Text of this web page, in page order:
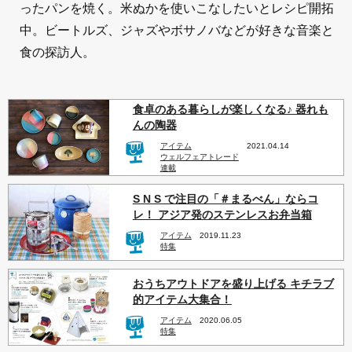
ったパンを焼く。米ぬかを使いこなしたいとレシピ開拓
中。ビートルズ、ジャズやボサノバなどが好きな音楽と
食の探訪人。
食卓のある暮らしが楽しくなる♪ 器れも
んの陶器
アイテム
ウェルフェアトレード
連載
2021.04.14
S N S で注目の「＃まるべん」ならコ
レ！ アジア発のステンレスお弁当箱
アイテム
特集
2019.11.23
おうちアウトドアを盛り上げる キチラブ
的アイテム大集合！
アイテム
特集
2020.06.05